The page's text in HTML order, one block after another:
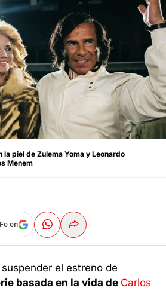
la piel de Zulema Yoma y Leonardo
Menem
en
el estreno de
basada en la vida de Carlos